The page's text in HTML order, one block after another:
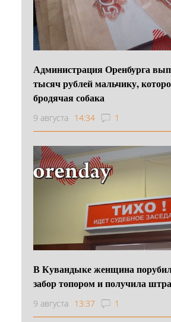
Администрация Оренбурга
тысяч рублей мальчику,
бродячая собака
9 августа 14:34 1
В Кувандыке женщина
забор топором и получила
9 августа 13:37 1